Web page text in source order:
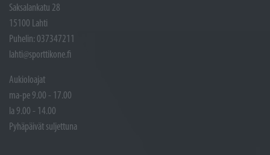
Saksalankatu 28
15100 Lahti
Puhelin: 037347211
lahti@sporttikone.fi
Aukioloajat
ma-pe 9.00 - 17.00
la 9.00 - 14.00
Pyhäpäivät suljettuna